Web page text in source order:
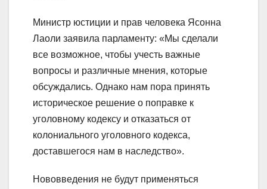
Министр юстиции и прав человека Ясонна
Лаоли заявила парламенту: «Мы сделали
все возможное, чтобы учесть важные
вопросы и различные мнения, которые
обсуждались. Однако нам пора принять
историческое решение о поправке к
уголовному кодексу и отказаться от
колониального уголовного кодекса,
доставшегося нам в наследство».
Нововведения не будут применяться